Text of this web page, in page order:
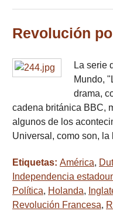
Revolución
La serie
Mundo,
drama,
cadena británica BBC,
algunos de los
Universal, como son,
Etiquetas: América,
Independencia
Política, Holanda,
Revolución Francesa,